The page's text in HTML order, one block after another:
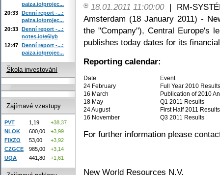
18.01.2011 11:00:00 |
RM-
Amsterdam (18 January 2011) -
the "Company"), Central Europe's
publishes today dates for its
Reporting calendar:
Date
Event
24 February
Full Year 2010 Results
16 March
Publication of 2010
18 May
Q1 2011 Results
24 August
First Half 2011 Results
16 November
Q3 2011 Results
For further information please
New World Resources N.V.
paiza.io/projec...
20:33 Denní report -...:
paiza.io/projec...
20:33 Denní report -...:
notes.io/e6iyb
12:47 Denní report -...:
paiza.io/projec...
Škola investování
Zajímavé vzestupy
PVT 1,19
+38,37
NLOK
600,00
+3,99
FIXZO
53,00
+3,92
CZGCE
985,00
+3,14
UQA
441,80 +1,61